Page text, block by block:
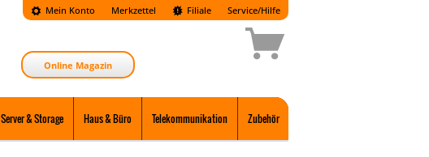
Mein Konto Merkzettel Filiale Service/Hilfe
Online Magazin
Server & Storage Haus & Büro Telekommunikation Zubehör